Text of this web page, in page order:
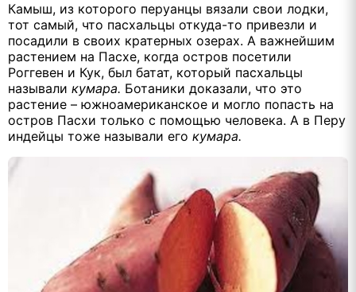
Камыш, из которого перуанцы вязали свои лодки,
тот самый, что пасхальцы откуда-то привезли и
посадили в своих кратерных озерах. А важнейшим
растением на Пасхе, когда остров посетили
Роггевен и Кук, был батат, который пасхальцы
называли кумара. Ботаники доказали, что это
растение – южноамериканское и могло попасть на
остров Пасхи только с помощью человека. А в Перу
индейцы тоже называли его кумара.